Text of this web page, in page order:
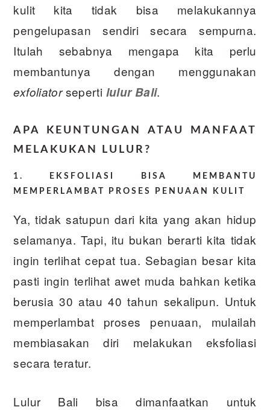
kulit kita tidak bisa melakukannya
pengelupasan sendiri secara sempurna.
Itulah sebabnya mengapa kita perlu
membantunya dengan menggunakan
exfoliatorseperti lulur Bali.
APA KEUNTUNGAN ATAU MANFAAT
MELAKUKAN LULUR?
1. EKSFOLIASI BISA MEMBANTU
MEMPERLAMBAT PROSES PENUAAN KULIT
Ya, tidak satupun dari kita yang akan hidup
selamanya. Tapi, itu bukan berarti kita tidak
ingin terlihat cepat tua. Sebagian besar kita
pasti ingin terlihat awet muda bahkan ketika
berusia 30 atau 40 tahun sekalipun. Untuk
memperlambat proses penuaan, mulailah
membiasakan diri melakukan eksfoliasi
secara teratur.
Lulur Bali bisa dimanfaatkan untuk